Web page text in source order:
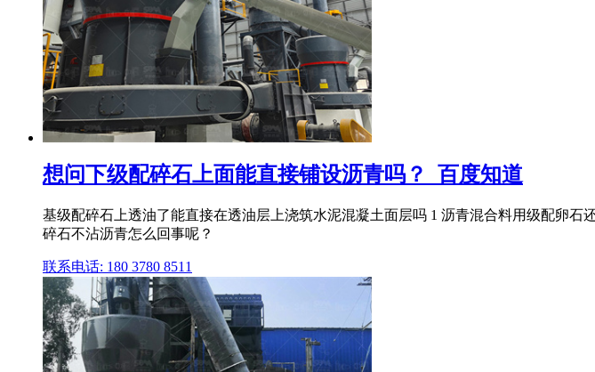
想问下级配碎石上面能直接铺设沥青吗？_百度知道
基级配碎石上透油了能直接在透油层上浇筑水泥混凝土面层吗 1 沥青混合料用级配卵
碎石不沾沥青怎么回事呢？
联系电话: 180 3780 8511